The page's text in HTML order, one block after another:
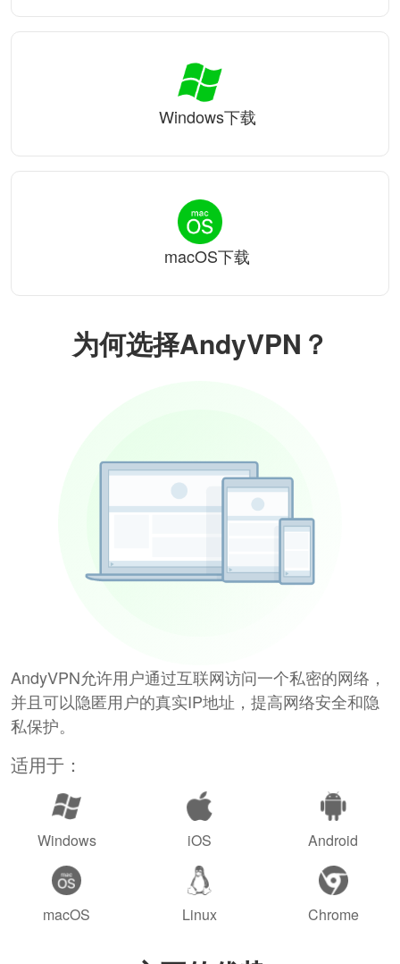
为何选择AndyVPN？
AndyVPN允许用户通过互联网访问一个私密的网络，
并且可以隐匿用户的真实IP地址，提高网络安全和隐
私保护。
适用于：
Windows iOS Android
macOS Linux Chrome
Windows下载
macOS下载